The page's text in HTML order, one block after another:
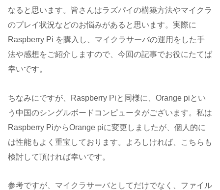
なると思います。皆さんはラズパイの構築方法やマイクラ
のプレイ状況などのお悩みがあると思います。実際に
Raspberry Pi を購入し、マイクラサーバの運用をした手
法や感想をご紹介しますので、今回の記事でお役にたてば
幸いです。
ちなみにですが、Raspberry Piと同様に、Orange piとい
う中国のシングルボードコンピュータがございます。私は
Raspberry PiからOrange piに変更しましたが、個人的に
は性能もよく重宝しております。よろしければ、こちらも
検討して頂ければ幸いです。
参考ですが、マイクラサーバとしてだけでなく、ファイル